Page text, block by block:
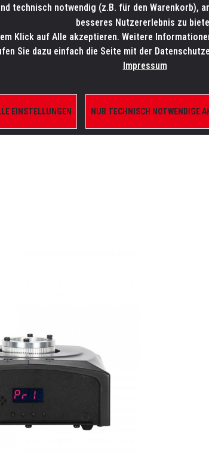
SALES-HOTLINE: +49 5451 5900-800 24/7:
SHOP MARKEN AKTUELLES
EFFEKTE
technisch notwendig (z.B. für den Warenkorb),
besseres Nutzererlebnis zu
Klick auf Alle akzeptieren. Weitere
Sie dazu einfach die Seite mit der
Impressum
EINSTELLUNGEN NUR TECHNISCH NOTWENDIGE